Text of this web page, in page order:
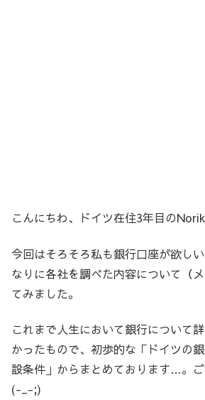
こんにちわ、ドイツ在住3年目の
今回はそろそろ私も銀行口座が欲し
なりに各社を調べた内容について（
てみました。
これまで人生において銀行について
かったもので、初歩的な「ドイツの
設条件」からまとめております…。
(-_-;)